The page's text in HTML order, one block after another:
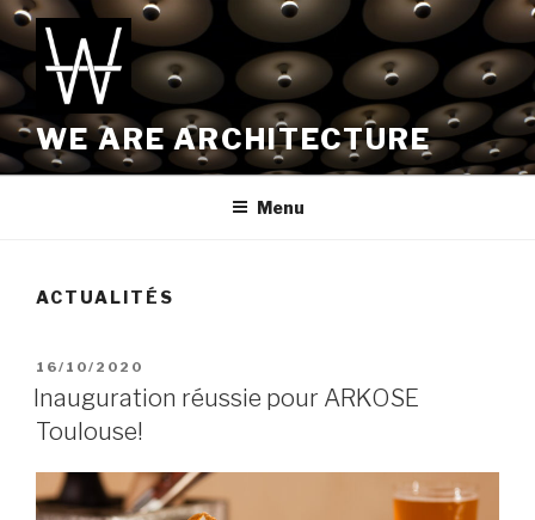
Aller
au
contenu
principal
WE ARE ARCHITECTURE
Menu
ACTUALITÉS
PUBLIÉ
LE
16/10/2020
Inauguration réussie pour ARKOSE
Toulouse!